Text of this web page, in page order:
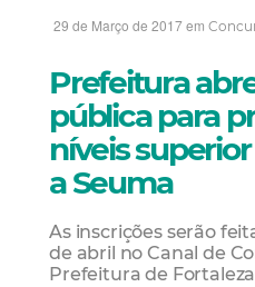
29 de Março de 2017 em
Prefeitura
pública para
níveis
a Seuma
As inscrições serão
de abril no Canal de
Prefeitura de Fortaleza